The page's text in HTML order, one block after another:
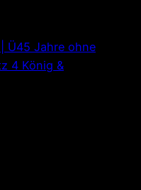
Ü45 Jahre ohne
4 König &